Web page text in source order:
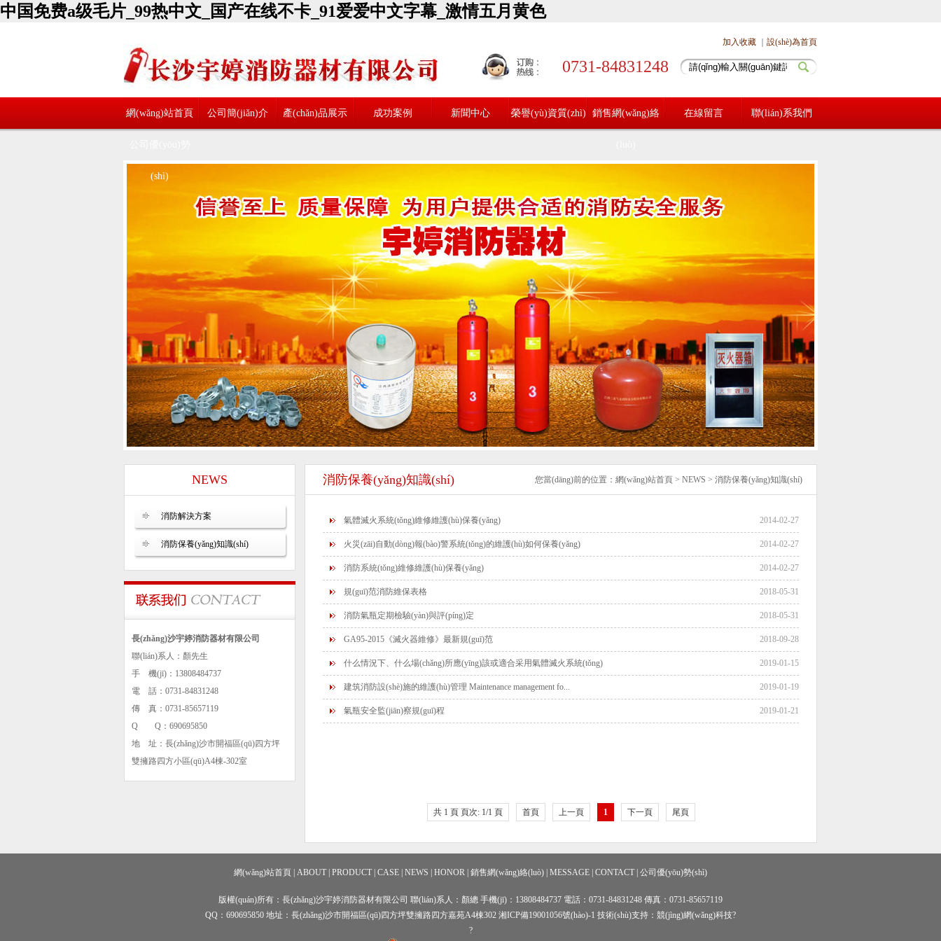
中国免费a级毛片_99热中文_国产在线不卡_91爱爱中文字幕_激情五月黄色
加入收藏 設(shè)為首頁
0731-84831248
網(wǎng)站首頁 公司簡(jiǎn)介 產(chǎn)品展示 成功案例 新聞中心 榮譽(yù)資質(zhì) 銷售網(wǎng)絡 在線留言 聯(lián)系我們
(shì)
NEWS
消防解決方案
消防保養(yǎng)知識(shí)
長(zhǎng)沙宇婷消防器材有限公司
聯(lián)系人：顏先生
手 機(jī)：13808484737
電 話：0731-84831248
傳 真：0731-85657119
Q Q：690695850
地 址： 長(zhǎng)沙市開福區(qū)四方坪
雙擁路四方小區(qū)A4棟-302室
消防保養(yǎng)知識(shí) 您當(dāng)前的位置： 網(wǎng)站首頁 > NEWS > 消防保養(yǎng)知識(shí)
2014-02-27
氣體滅火系統(tǒng)維修維護(hù)保養(yǎng)
2014-02-27
火災(zāi)自動(dòng)報(bào)警系統(tǒng)的維護(hù)如何保養(yǎng)
2014-02-27
消防系統(tǒng)維修維護(hù)保養(yǎng)
2018-05-31
規(guī)范消防維保表格
2018-05-31
消防氣瓶定期檢驗(yàn)與評(píng)定
2018-09-28
GA95-2015《滅火器維修》最新規(guī)范
2019-01-15
什么情況下、什么場(chǎng)所應(yīng)該或適合采用氣體滅火系統(tǒng)
2019-01-19
建筑消防設(shè)施的維護(hù)管理 Maintenance management fo...
2019-01-21
氣瓶安全監(jiān)察規(guī)程
共 1 頁 頁次: 1/1 頁 首頁 上一頁 1 下一頁 尾頁
網(wǎng)站首頁 ABOUT PRODUCT CASE NEWS HONOR 銷售網(wǎng)絡(luò) MESSAGE CONTACT 公司優(yōu)勢(shì)
版權(quán)所有：長(zhǎng)沙宇婷消防器材有限公司 聯(lián)系人：顏總 手機(jī)：13808484737 電話：0731-84831248 傳真：0731-85657119
QQ：690695850 地址：長(zhǎng)沙市開福區(qū)四方坪雙擁路四方嘉苑A4棟302 湘ICP備19001056號(hào)-1 技術(shù)支持： 競(jìng)網(wǎng)科技?
?